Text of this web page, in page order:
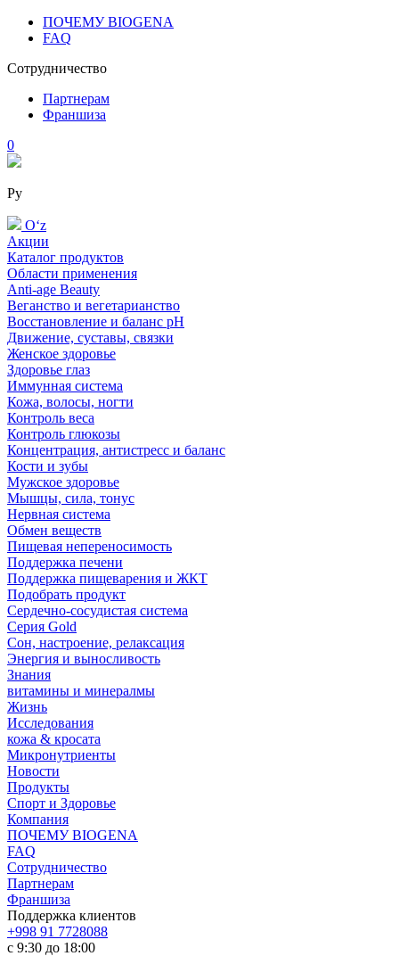
ПОЧЕМУ BIOGENA
FAQ
Сотрудничество
Партнерам
Франшиза
0
Ру
Oʻz
Акции
Каталог продуктов
Области применения
Anti-age Beauty
Веганство и вегетарианство
Восстановление и баланс pH
Движение, суставы, связки
Женское здоровье
Здоровье глаз
Иммунная система
Кожа, волосы, ногти
Контроль веса
Контроль глюкозы
Концентрация, антистресс и баланс
Кости и зубы
Мужское здоровье
Мышцы, сила, тонус
Нервная система
Обмен веществ
Пищевая непереносимость
Поддержка печени
Поддержка пищеварения и ЖКТ
Подобрать продукт
Сердечно-сосудистая система
Серия Gold
Сон, настроение, релаксация
Энергия и выносливость
Знания
витамины и минералмы
Жизнь
Исследования
кожа & кросата
Микронутриенты
Новости
Продукты
Спорт и Здоровье
Компания
ПОЧЕМУ BIOGENA
FAQ
Сотрудничество
Партнерам
Франшиза
Поддержка клиентов
+998 91 7728088
с 9:30 до 18:00